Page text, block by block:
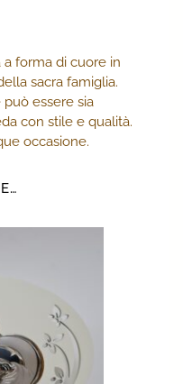
forma di cuore in
sacra famiglia.
essere sia
con stile e qualità.
occasione.